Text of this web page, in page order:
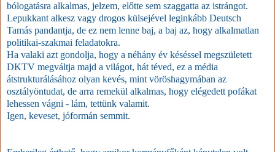
bólogatásra alkalmas, jelzem, előtte sem szaggatta az istrángot.
Lepukkant alkesz vagy drogos külsejével leginkább Deutsch
Tamás pandantja, de ez nem lenne baj, a baj az, hogy alkalmatlan
politikai-szakmai feladatokra.
Ha valaki azt gondolja, hogy a néhány év késéssel megszületett
DKTV megváltja majd a világot, hát téved, ez a média
átstrukturálásához olyan kevés, mint vöröshagymában az
osztályöntudat, de arra remekül alkalmas, hogy elégedett pofákat
lehessen vágni - lám, tettünk valamit.
Igen, keveset, jóformán semmit.